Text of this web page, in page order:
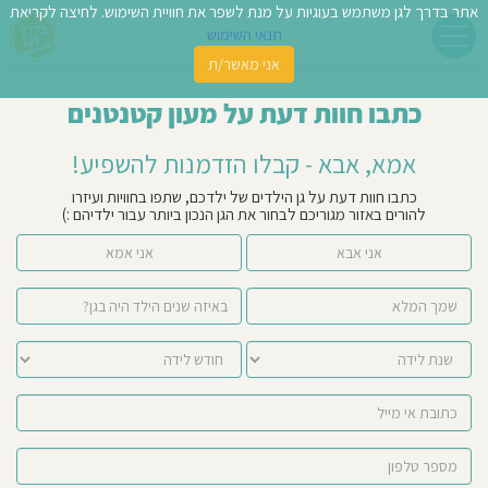
כתבו חוות דעת על מעון קטנטנים
אמא, אבא - קבלו הזדמנות להשפיע!
כתבו חוות דעת על גן הילדים של ילדכם, שתפו בחוויות ועיזרו
להורים באזור מגוריכם לבחור את הגן הנכון ביותר עבור ילדיהם :)
אני אמא אני אבא
אתר בדרך לגן משתמש בעוגיות על מנת לשפר את חוויית השימוש. לחיצה לקריאת
תנאי השימוש
אני מאשר/ת